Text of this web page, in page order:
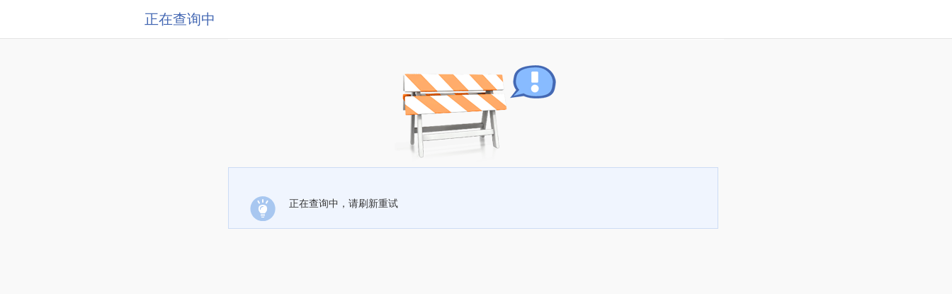
正在查询中
正在查询中，请刷新重试